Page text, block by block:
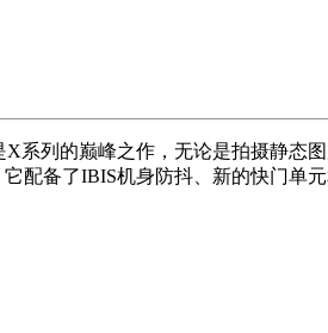
系列的巅峰之作，无论是拍摄静态
它配备了IBIS机身防抖、新的快门